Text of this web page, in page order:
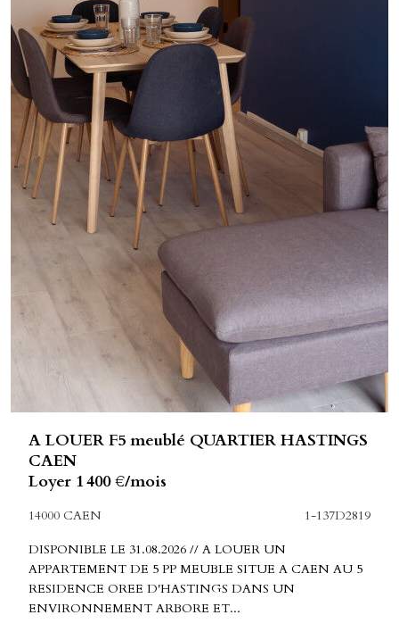
A LOUER F5 meublé QUARTIER HASTINGS
CAEN
Loyer 1 400 €/mois
14000 CAEN
1-137D2819
DISPONIBLE LE 31.08.2026 // A LOUER UN
APPARTEMENT DE 5 PP MEUBLE SITUE A CAEN AU 5
RESIDENCE OREE D'HASTINGS DANS UN
ENVIRONNEMENT ARBORE ET...